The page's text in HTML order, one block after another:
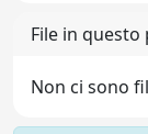
File in
Non ci sono